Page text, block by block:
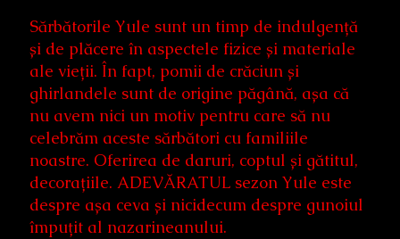
Sărbătorile Yule sunt un timp de indulgență
și de plăcere în aspectele fizice și materiale
ale vieții. În fapt, pomii de crăciun și
ghirlandele sunt de origine păgână, așa că
nu avem nici un motiv pentru care să nu
celebrăm aceste sărbători cu familiile
noastre. Oferirea de daruri, coptul și gătitul,
decorațiile. ADEVĂRATUL sezon Yule este
despre așa ceva și nicidecum despre gunoiul
împuțit al nazarineanului.